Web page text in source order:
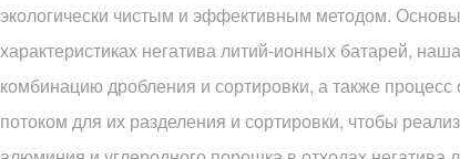
экологически чистым и эффективным методом.
характеристиках негатива литий-ионных батарей,
комбинацию дробления и сортировки, а также
потоком для их разделения и сортировки, чтобы